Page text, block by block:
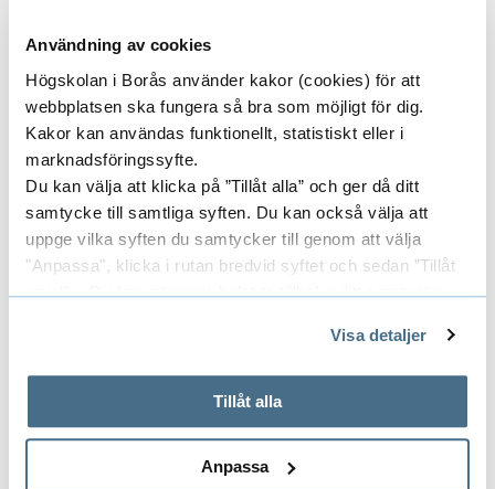
Användning av cookies
Högskolan i Borås använder kakor (cookies) för att
webbplatsen ska fungera så bra som möjligt för dig.
Kakor kan användas funktionellt, statistiskt eller i
marknadsföringssyfte.
Du kan välja att klicka på ”Tillåt alla” och ger då ditt
samtycke till samtliga syften. Du kan också välja att
uppge vilka syften du samtycker till genom att välja
"Anpassa", klicka i rutan bredvid syftet och sedan ”Tillåt
urval”. Du kan när som helst ta tillbaka ditt samtycke
På fliken "Information" kan du läsa om hur kakorna
används och hur vi och våra leverantörer inhämtar och
behandlar personuppgifter.
Visa detaljer
Tillåt alla
Anpassa
För dig som vill komma i kontakt
Antagningsfunktionen
Biblioteket